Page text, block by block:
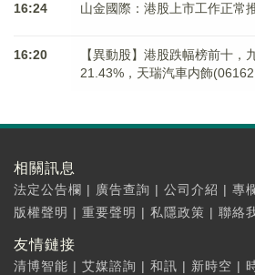
16:24 山金國際：港股上市工作正常
16:20
【異動股】港股跌幅榜前十，
21.43%，天瑞汽車内飾
相關訊息
法定公告欄 | 廣告查詢 | 公司介紹 | 專
版權聲明 | 重要聲明 | 私隱政策 | 聯絡
友情鏈接
清博智能 | 艾媒諮詢 | 和訊 | 新時空 |